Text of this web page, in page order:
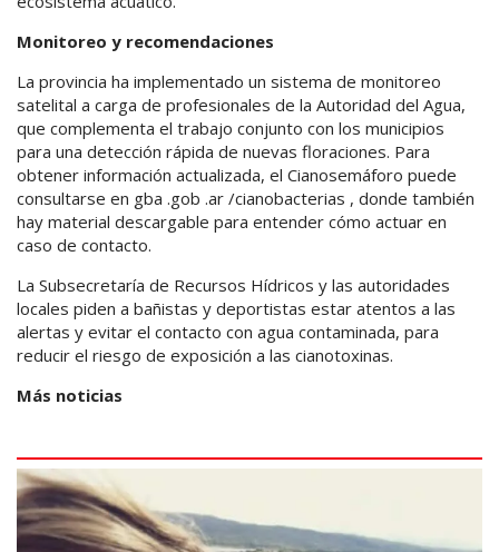
Monitoreo y recomendaciones
La provincia ha implementado un sistema de monitoreo
satelital a carga de profesionales de la Autoridad del Agua,
que complementa el trabajo conjunto con los municipios
para una detección rápida de nuevas floraciones. Para
obtener información actualizada, el Cianosemáforo puede
consultarse en gba .gob .ar /cianobacterias , donde también
hay material descargable para entender cómo actuar en
caso de contacto.
La Subsecretaría de Recursos Hídricos y las autoridades
locales piden a bañistas y deportistas estar atentos a las
alertas y evitar el contacto con agua contaminada, para
reducir el riesgo de exposición a las cianotoxinas.
Más noticias